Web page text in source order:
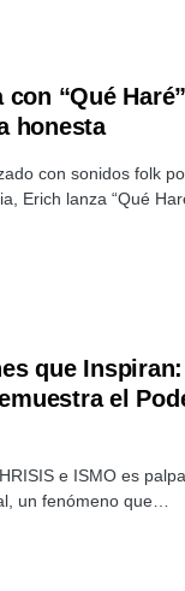
con “Qué
honesta
con sonidos folk
Erich lanza “Qué
que
el
e ISMO es
un fenómeno que…